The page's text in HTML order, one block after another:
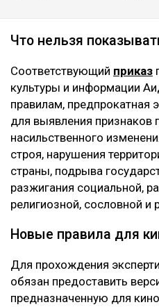
Что нельзя
Соответствующий приказ
культуры и информации
правилам, предпрокатная
для выявления признаков
насильственного
строя, нарушения
страны, подрыва
разжигания социальной,
религиозной, сословной и
Новые правила для
Для прохождения
обязан предоставить
предназначенную для